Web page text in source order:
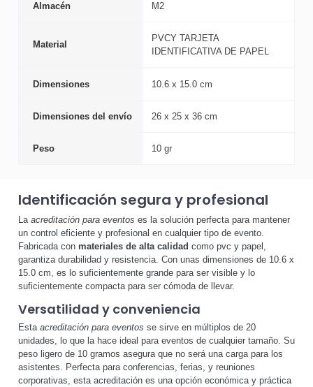
Almacén M2
Material
PVCY TARJETA
IDENTIFICATIVA DE PAPEL
Dimensiones 10.6 x 15.0 cm
Dimensiones del envío 26 x 25 x 36 cm
Peso 10 gr
Identificación segura y profesional
La acreditación para eventos es la solución perfecta para mantener
un control eficiente y profesional en cualquier tipo de evento.
Fabricada con materiales de alta calidad como pvc y papel,
garantiza durabilidad y resistencia. Con unas dimensiones de 10.6 x
15.0 cm, es lo suficientemente grande para ser visible y lo
suficientemente compacta para ser cómoda de llevar.
Versatilidad y conveniencia
Esta acreditación para eventos se sirve en múltiplos de 20
unidades, lo que la hace ideal para eventos de cualquier tamaño. Su
peso ligero de 10 gramos asegura que no será una carga para los
asistentes. Perfecta para conferencias, ferias, y reuniones
corporativas, esta acreditación es una opción económica y práctica